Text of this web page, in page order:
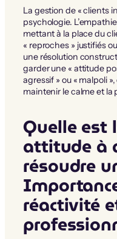
La gestion de « clients
psychologie.
mettant à la place du
« reproches » justifiés
une résolution
garder une « attitude
agressif » ou « malpoli
maintenir le calme et la
Quelle est
attitude à
résoudre
réactivité